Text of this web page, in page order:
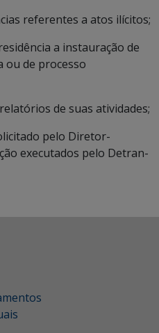
referentes a atos ilícitos;
a instauração de
ou de processo
de suas atividades;
pelo Diretor-
executados pelo Detran-